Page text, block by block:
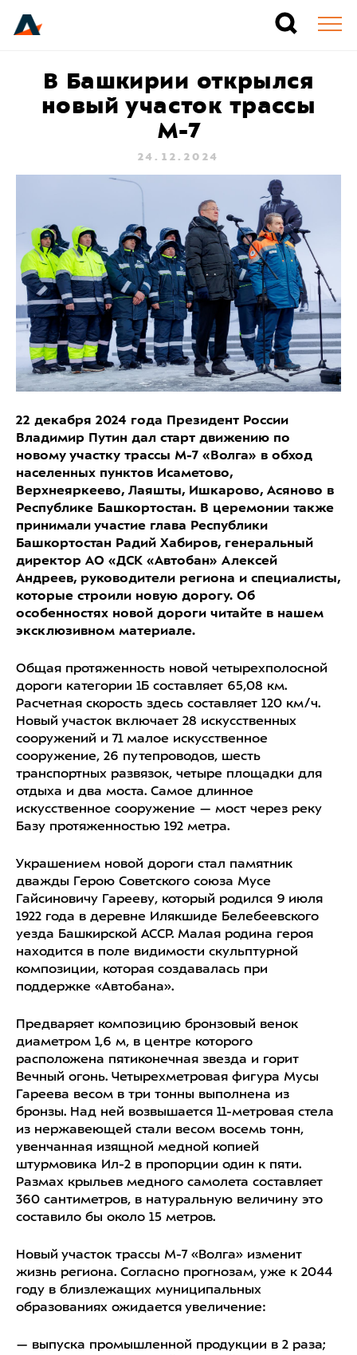
В Башкирии открылся
новый участок трассы
М-7
24.12.2024
22 декабря 2024 года Президент России
Владимир Путин дал старт движению по
новому участку трассы М-7 «Волга» в обход
населенных пунктов Исаметово,
Верхнеяркеево, Лаяшты, Ишкарово, Асяново в
Республике Башкортостан. В церемонии также
принимали участие глава Республики
Башкортостан Радий Хабиров, генеральный
директор АО «ДСК «Автобан» Алексей
Андреев, руководители региона и специалисты,
которые строили новую дорогу. Об
особенностях новой дороги читайте в нашем
эксклюзивном материале.
Общая протяженность новой четырехполосной
дороги категории 1Б составляет 65,08 км.
Расчетная скорость здесь составляет 120 км/ч.
Новый участок включает 28 искусственных
сооружений и 71 малое искусственное
сооружение, 26 путепроводов, шесть
транспортных развязок, четыре площадки для
отдыха и два моста. Самое длинное
искусственное сооружение — мост через реку
Базу протяженностью 192 метра.
Украшением новой дороги стал памятник
дважды Герою Советского союза Мусе
Гайсиновичу Гарееву, который родился 9 июля
1922 года в деревне Илякшиде Белебеевского
уезда Башкирской АССР. Малая родина героя
находится в поле видимости скульптурной
композиции, которая создавалась при
поддержке «Автобана».
Предваряет композицию бронзовый венок
диаметром 1,6 м, в центре которого
расположена пятиконечная звезда и горит
Вечный огонь. Четырехметровая фигура Мусы
Гареева весом в три тонны выполнена из
бронзы. Над ней возвышается 11-метровая стела
из нержавеющей стали весом восемь тонн,
увенчанная изящной медной копией
штурмовика Ил-2 в пропорции один к пяти.
Размах крыльев медного самолета составляет
360 сантиметров, в натуральную величину это
составило бы около 15 метров.
Новый участок трассы М-7 «Волга» изменит
жизнь региона. Согласно прогнозам, уже к 2044
году в близлежащих муниципальных
образованиях ожидается увеличение:
— выпуска промышленной продукции в 2 раза;